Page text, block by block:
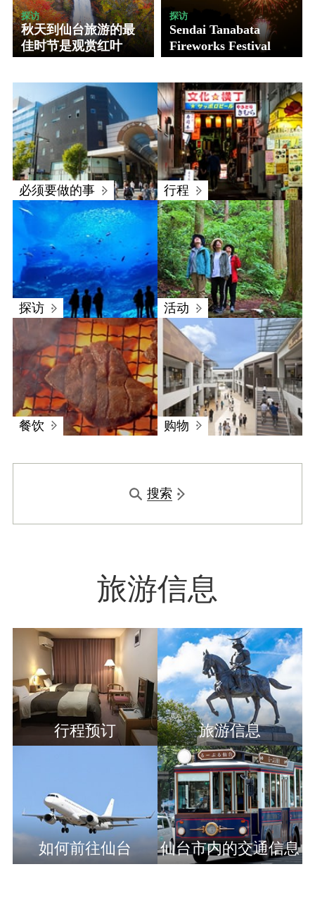
探访
秋天到仙台旅游的最
佳时节是观赏红叶
探访
Sendai Tanabata
Fireworks Festival
必须要做的事 行程
探访 活动
餐饮 购物
搜索
旅游信息
行程预订 旅游信息
如何前往仙台 仙台市内的交通信息